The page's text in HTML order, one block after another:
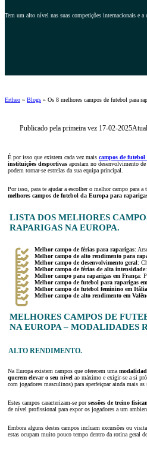
Tem um alto nível nas suas competições internacionais e
Ertheo » Blogs » Os 8 melhores campos de futebol para
Publicado pela primeira vez 17-02-2025
É por isso que existem cada vez mais campos de
instituições desportivas apostam no desenvolvimento
podem tornar-se estrelas da sua equipa principal.
Por isso, para te ajudar a escolher o melhor campo para
melhores campos de futebol da Europa para
LISTA DOS MELHORES
RAPARIGAS NA EUROPA.
Melhor campo de férias para raparigas:
Melhor campo de alto rendimento para
Melhor campo de desenvolvimento geral:
Melhor campo de férias de alta intensidade
Melhor campo para raparigas em França:
Melhor campo de futebol para raparigas
Melhor campo de futebol feminino em Itália
Melhor campo de alto rendimento em
MELHORES CAMPOS DE
NA EUROPA – MODALIDADES
ALTO RENDIMENTO.
Na Europa existem campos que oferecem uma
querem elevar o seu nível ao máximo e exigir-se a si
com jogadores masculinos) para aperfeiçoar ainda mais as
Estes campos caracterizam-se porsessões de treino
de nível profissional para expor os jogadores a um
Embora alguns destes campos incluam excursões ou
estas ocupam muito pouco tempo dentro da rotina geral